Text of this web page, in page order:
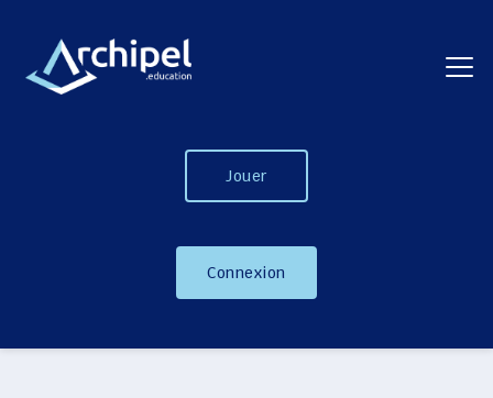
Jouer
Connexion